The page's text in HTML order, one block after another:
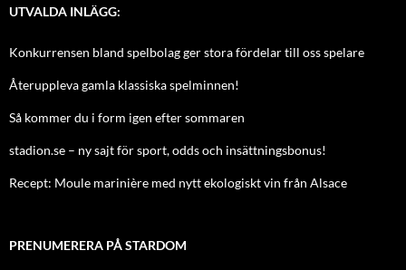
UTVALDA INLÄGG:
Konkurrensen bland spelbolag ger stora fördelar till oss spelare
Återuppleva gamla klassiska spelminnen!
Så kommer du i form igen efter sommaren
stadion.se – ny sajt för sport, odds och insättningsbonus!
Recept: Moule marinière med nytt ekologiskt vin från Alsace
PRENUMERERA PÅ STARDOM